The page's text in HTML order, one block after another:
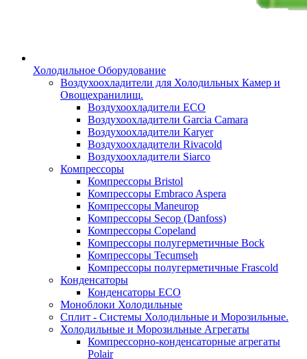
Холодильное Оборудование
Воздухоохладители для Холодильных Камер и
Овощехранилищ.
Воздухоохладители ECO
Воздухоохладители Garcia Camara
Воздухоохладители Karyer
Воздухоохладители Rivacold
Воздухоохладители Siarco
Компрессоры
Компрессоры Bristol
Компрессоры Embraco Aspera
Компрессоры Maneurop
Компрессоры Secop (Danfoss)
Компрессоры Copeland
Компрессоры полугерметичные Bock
Компрессоры Tecumseh
Компрессоры полугерметичные Frascold
Конденсаторы
Конденсаторы ECO
Моноблоки Холодильные
Сплит - Системы Холодильные и Морозильные.
Холодильные и Морозильные Агрегаты
Компрессорно-конденсаторные агрегаты
Polair